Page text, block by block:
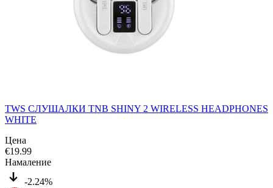
TWS СЛУШАЛКИ TNB SHINY 2 WIRELESS HEADPHONES
WHITE
Цена
€19.99
Намаление
-2.24%